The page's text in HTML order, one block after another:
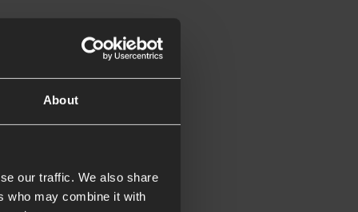
About
our traffic. We also share
who may combine it with